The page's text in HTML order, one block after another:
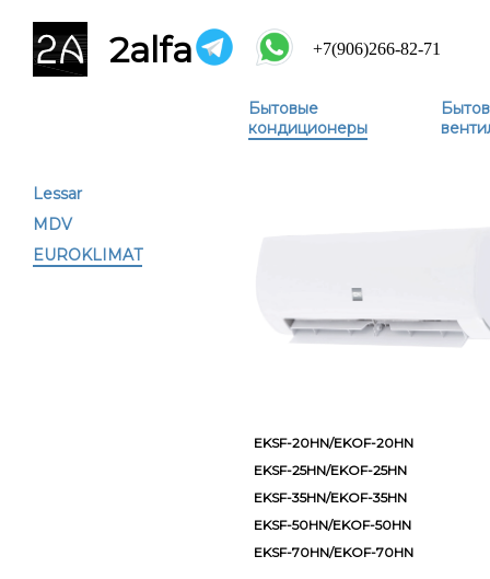
2alfa +7(906)266-82-71
Бытовые
кондиционеры
Lessar
MDV
EUROKLIMAT
EKSF-20HN/EKOF-20HN
EKSF-25HN/EKOF-25HN
EKSF-35HN/EKOF-35HN
EKSF-50HN/EKOF-50HN
EKSF-70HN/EKOF-70HN